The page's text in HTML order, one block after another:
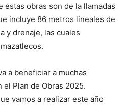
estas obras son de la llamadas
incluye 86 metros lineales de
y drenaje, las cuales
a beneficiar a muchas
Plan de Obras 2025.
vamos a realizar este año